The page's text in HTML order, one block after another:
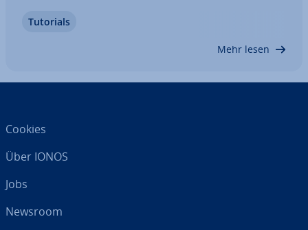
sehr pfle­ge­leicht und lassen sich von zahl­rei­chen
Tutorials
Mehr lesen
Cookies
Über IONOS
Jobs
Newsroom